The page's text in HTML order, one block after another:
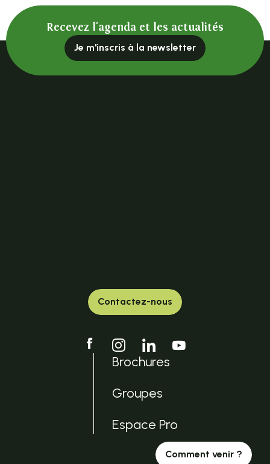
Recevez l'agenda et les actualités
Je m'inscris à la newsletter
Contactez-nous
Brochures
Groupes
Espace Pro
Comment venir ?